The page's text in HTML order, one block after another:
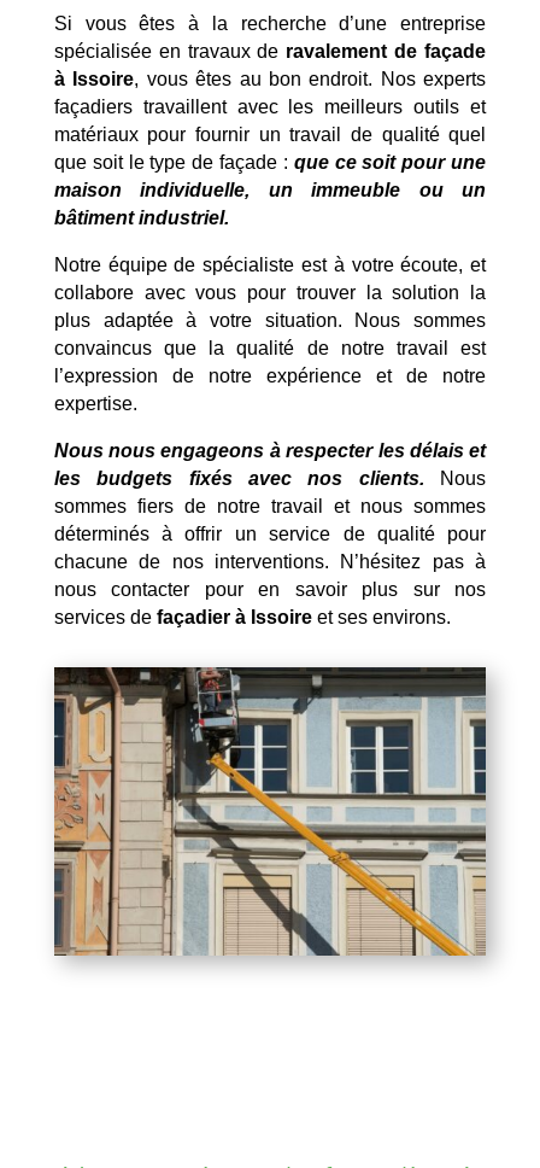
Si vous êtes à la recherche d’une entreprise
spécialisée en travaux de ravalement de façade
à Issoire, vous êtes au bon endroit. Nos experts
façadiers travaillent avec les meilleurs outils et
matériaux pour fournir un travail de qualité quel
que soit le type de façade : que ce soit pour une
maison individuelle, un immeuble ou un
bâtiment industriel.
Notre équipe de spécialiste est à votre écoute, et
collabore avec vous pour trouver la solution la
plus adaptée à votre situation. Nous sommes
convaincus que la qualité de notre travail est
l’expression de notre expérience et de notre
expertise.
Nous nous engageons à respecter les délais et
les budgets fixés avec nos clients. Nous
sommes fiers de notre travail et nous sommes
déterminés à offrir un service de qualité pour
chacune de nos interventions. N’hésitez pas à
nous contacter pour en savoir plus sur nos
services de façadier à Issoireet ses environs.